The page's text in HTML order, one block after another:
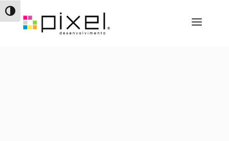
Alternar alto contraste